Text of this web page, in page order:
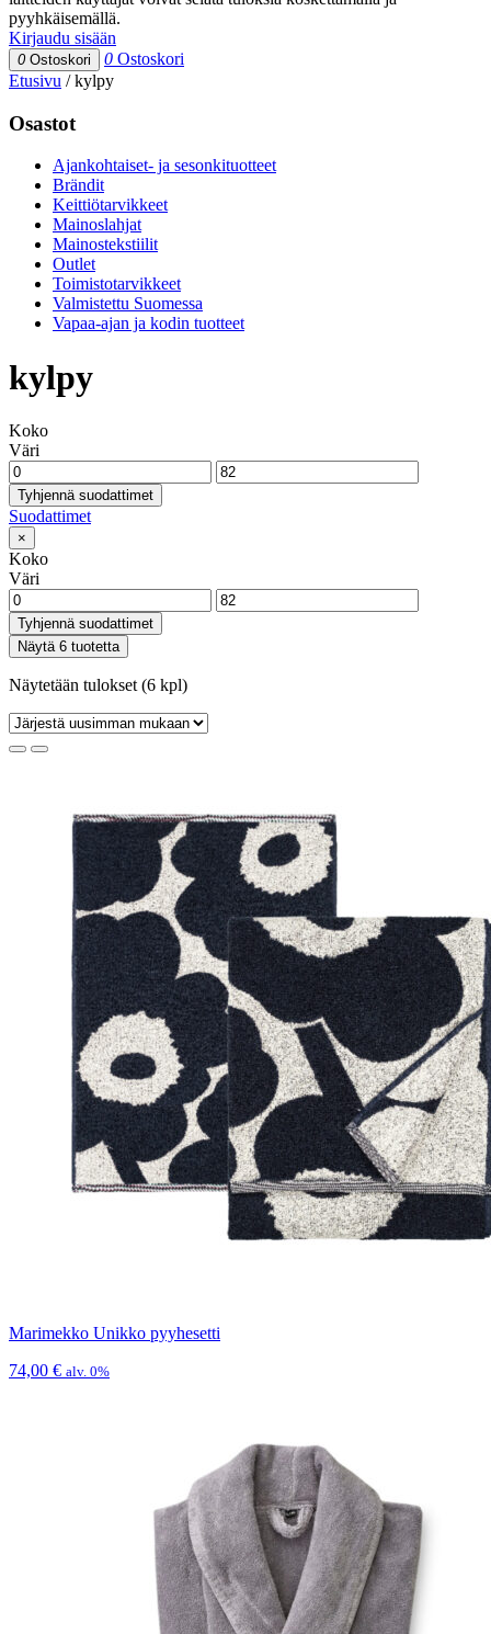
pyyhkäisemällä.
Kirjaudu sisään
0 Ostoskori 0 Ostoskori
Etusivu /kylpy
Osastot
Ajankohtaiset- ja sesonkituotteet
Brändit
Keittiötarvikkeet
Mainoslahjat
Mainostekstiilit
Outlet
Toimistotarvikkeet
Valmistettu Suomessa
Vapaa-ajan ja kodin tuotteet
kylpy
Koko
Väri
Tyhjennä suodattimet
Suodattimet
×
Koko
Väri
Tyhjennä suodattimet
Näytä 6 tuotetta
Näytetään tulokset (6 kpl)
Marimekko Unikko pyyhesetti
74,00 € alv. 0%